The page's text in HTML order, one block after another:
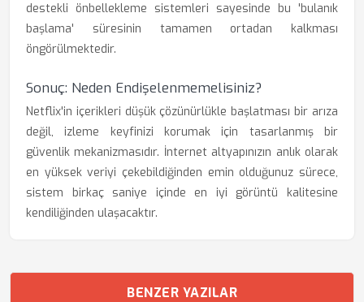
destekli önbellekleme sistemleri sayesinde bu 'bulanık
başlama' süresinin tamamen ortadan kalkması
öngörülmektedir.
Sonuç: Neden Endişelenmemelisiniz?
Netflix'in içerikleri düşük çözünürlükle başlatması bir arıza
değil, izleme keyfinizi korumak için tasarlanmış bir
güvenlik mekanizmasıdır. İnternet altyapınızın anlık olarak
en yüksek veriyi çekebildiğinden emin olduğunuz sürece,
sistem birkaç saniye içinde en iyi görüntü kalitesine
kendiliğinden ulaşacaktır.
BENZER YAZILAR